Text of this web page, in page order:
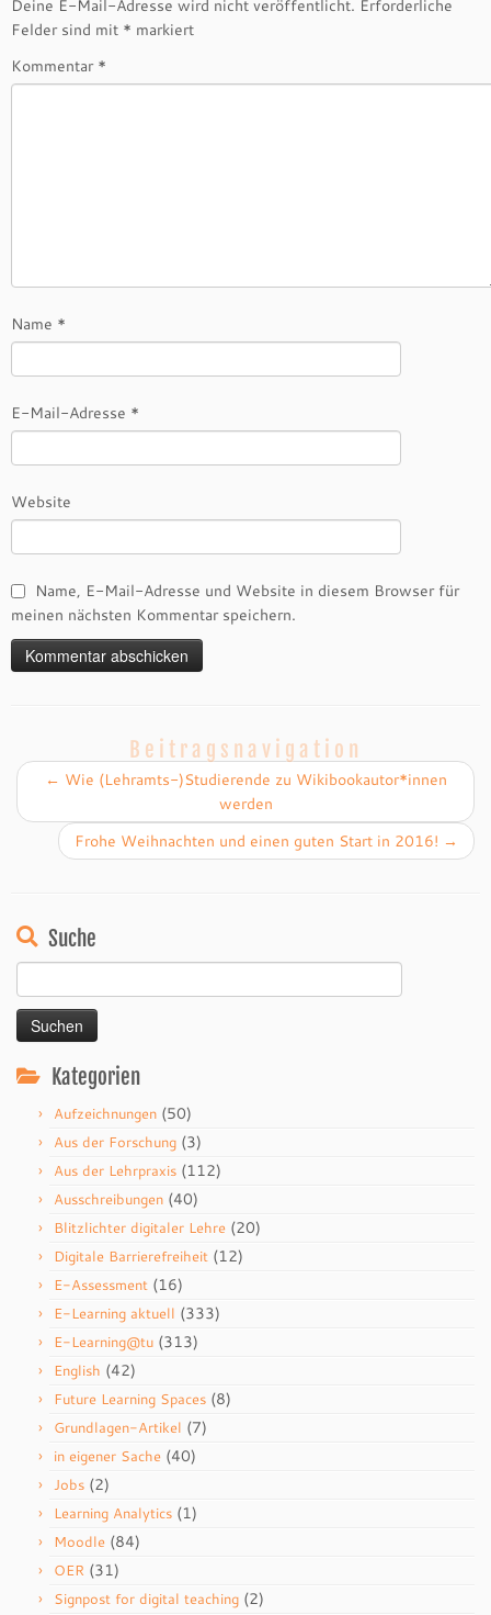
Deine E-Mail-Adresse wird nicht veröffentlicht. Erforderliche
Felder sind mit * markiert
Kommentar *
Name *
E-Mail-Adresse *
Website
Name, E-Mail-Adresse und Website in diesem Browser für
meinen nächsten Kommentar speichern.
Beitragsnavigation
← Wie (Lehramts-)Studierende zu Wikibookautor*innen
werden
Frohe Weihnachten und einen guten Start in 2016! →
Suche
nach:
Kategorien
Aufzeichnungen (50)
Aus der Forschung (3)
Aus der Lehrpraxis (112)
Ausschreibungen (40)
Blitzlichter digitaler Lehre (20)
Digitale Barrierefreiheit (12)
E-Assessment (16)
E-Learning aktuell (333)
E-Learning@tu (313)
English (42)
Future Learning Spaces (8)
Grundlagen-Artikel (7)
in eigener Sache (40)
Jobs (2)
Learning Analytics (1)
Moodle (84)
OER (31)
Signpost for digital teaching (2)